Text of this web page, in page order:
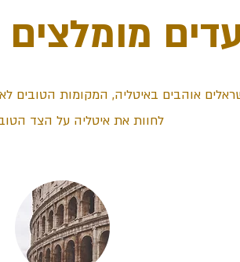
אוהבים באיטליה, המקומות הטובים
לחוות את איטליה על הצד